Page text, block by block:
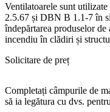
Ventilatoarele sunt
2.5.67 și DBN B 1.1-7 în
îndepărtarea produselor
incendiu în clădiri și
Solicitare de preț
Completați câmpurile de
să ia legătura cu dvs.